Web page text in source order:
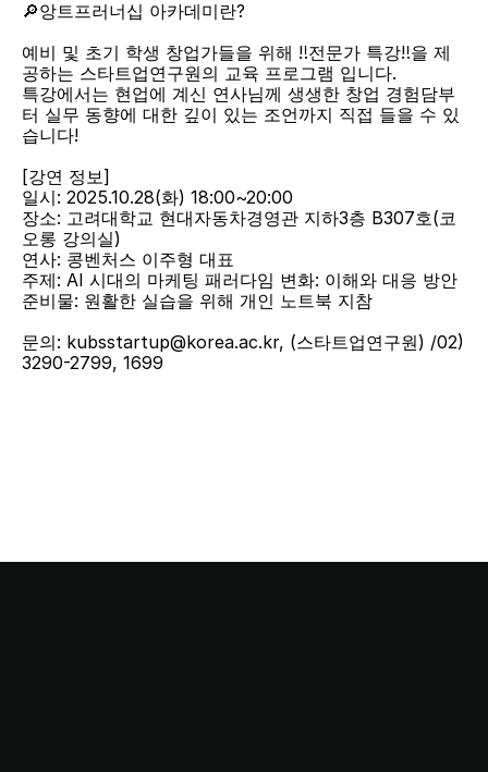
🔎앙트프러너십 아카데미란?
예비 및 초기 학생 창업가들을 위해 ‼전문가 특강‼을 제
공하는 스타트업연구원의 교육 프로그램 입니다.
특강에서는 현업에 계신 연사님께 생생한 창업 경험담부
터 실무 동향에 대한 깊이 있는 조언까지 직접 들을 수 있
습니다!
[강연 정보]
일시: 2025.10.28(화) 18:00~20:00
장소: 고려대학교 현대자동차경영관 지하3층 B307호(코
오롱 강의실)
연사: 콩벤처스 이주형 대표
주제: AI 시대의 마케팅 패러다임 변화: 이해와 대응 방안
준비물: 원활한 실습을 위해 개인 노트북 지참
문의: kubsstartup@korea.ac.kr, (스타트업연구원) /02)
3290-2799, 1699